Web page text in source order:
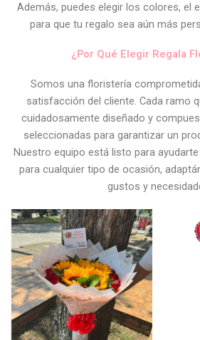
Además, puedes elegir los colores, el
para que tu regalo sea aún más
¿Por Qué Elegir Regala
Somos una floristería
satisfacción del cliente. Cada ramo
cuidadosamente diseñado y
seleccionadas para garantizar un
Nuestro equipo está listo para
para cualquier tipo de ocasión,
gustos y